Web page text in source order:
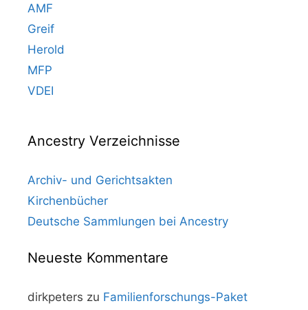
AMF
Greif
Herold
MFP
VDEI
Ancestry Verzeichnisse
Archiv- und Gerichtsakten
Kirchenbücher
Deutsche Sammlungen bei Ancestry
Neueste Kommentare
dirkpeters zu Familienforschungs-Paket